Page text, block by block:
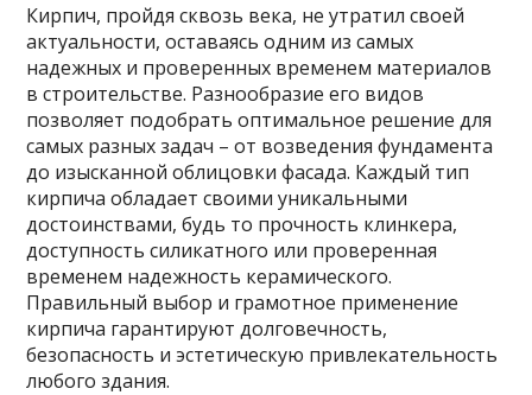
Кирпич, пройдя сквозь века, не утратил своей
актуальности, оставаясь одним из самых
надежных и проверенных временем материалов
в строительстве. Разнообразие его видов
позволяет подобрать оптимальное решение для
самых разных задач – от возведения фундамента
до изысканной облицовки фасада. Каждый тип
кирпича обладает своими уникальными
достоинствами, будь то прочность клинкера,
доступность силикатного или проверенная
временем надежность керамического.
Правильный выбор и грамотное применение
кирпича гарантируют долговечность,
безопасность и эстетическую привлекательность
любого здания.